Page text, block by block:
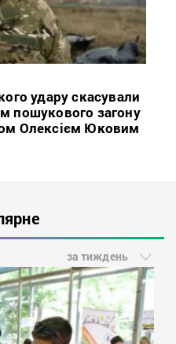
удару скасували
пошукового загону
Олексієм Юковим
за тиждень